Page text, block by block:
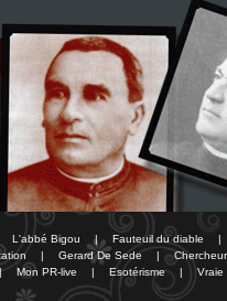
L'abbé Bigou | Fauteuil du diable |
| Gerard De Sede | Chercheur
Mon PR-live | Esotérisme | Vraie